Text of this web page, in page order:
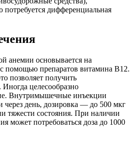
дифференциальная
анемии основывается на
помощью препаратов витамина В12.
позволяет получить
целесообразно
Внутримышечные инъекции
через день, дозировка — до 500 мкг
тяжести состояния. При наличии
может потребоваться доза до 1000